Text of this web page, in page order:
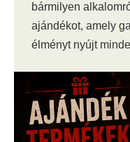
bármilyen
ajándékot, amely
élményt nyújt